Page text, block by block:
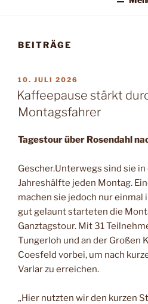
BEITRÄGE
VERÖFFENTLICHT
AM
10. JULI 2026
Kaffeepause stärkt
Montagsfahrer
Tagestour über Rosendahl
Gescher.Unterwegs sind sie
Jahreshälfte jeden Montag.
machen sie jedoch nur einmal
gut gelaunt starteten die
Ganztagstour. Mit 31
Tungerloh und an der Großen
Coesfeld vorbei, um nach
Varlar zu erreichen.
„Hier nutzten wir den kurzen